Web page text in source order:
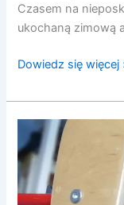
Czasem na
ukochaną zimową
Dowiedz się więcej
Klubodzieciarnia